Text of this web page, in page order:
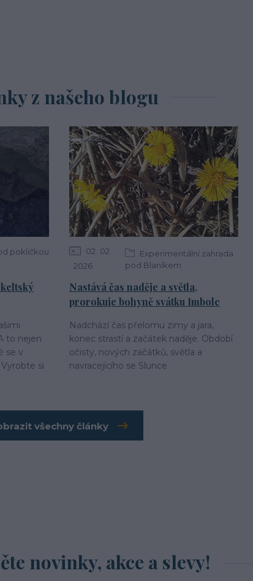
z našeho blogu
pokličkou
to nejen
se v
si
02 02
2026
Experimentální zahrada
pod Blaníkem
Nastává čas naděje a světla,
prorokuje bohyně svátku Imbolc
Nadchází čas přelomu zimy a jara,
konec strastí a začátek naděje. Období
očisty, nových začátků, světla a
navracejícího se Slunce.
všechny články
novinky, akce a slevy!